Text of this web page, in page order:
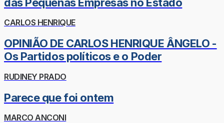
CARLOS HENRIQUE
OPINIÃO DE CARLOS HENRIQUE ÂNGELO -
Os Partidos políticos e o Poder
RUDINEY PRADO
Parece que foi ontem
MARCO ANCONI